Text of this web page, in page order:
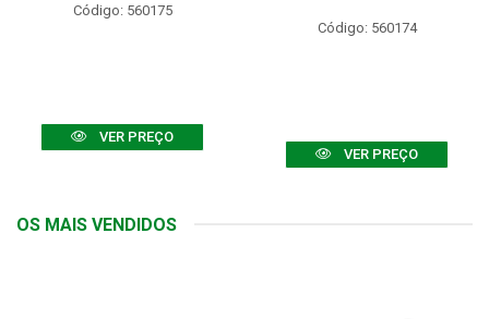
Código: 560175
VER PREÇO
Código: 560174
VER PREÇO
OS MAIS VENDIDOS